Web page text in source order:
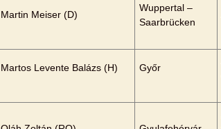
Martin Meiser (D)
Wuppertal –
Saarbrücken
Martos Levente Balázs (H) Győr